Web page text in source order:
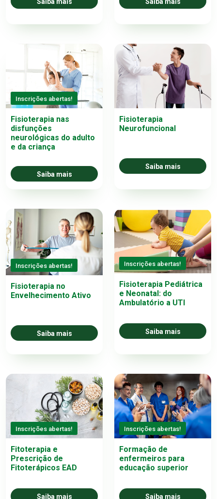
Inscrições abertas!
Fisioterapia nas
disfunções
neurológicas do adulto
e da criança
Saiba mais
Fisioterapia
Neurofuncional
Saiba mais
Inscrições abertas!
Fisioterapia no
Envelhecimento Ativo
Saiba mais
Inscrições abertas!
Fisioterapia Pediátrica
e Neonatal: do
Ambulatório a UTI
Saiba mais
Inscrições abertas!
Fitoterapia e
Prescrição de
Fitoterápicos EAD
Saiba mais
Inscrições abertas!
Formação de
enfermeiros para
educação superior
Saiba mais